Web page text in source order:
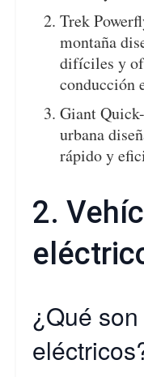
Trek
montaña
difíciles y
conducción
Giant
urbana
rápido y
2.
¿Qué